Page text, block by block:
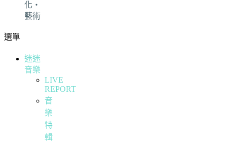
化・
藝術
選單
迷迷
音樂
LIVE
REPORT
音
樂
特
輯